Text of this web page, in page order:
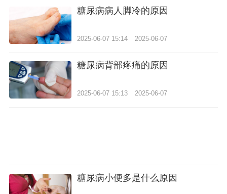
糖尿病病人脚冷的原因
2025-06-07 15:14 2025-06-07
糖尿病背部疼痛的原因
2025-06-07 15:13 2025-06-07
糖尿病小便多是什么原因